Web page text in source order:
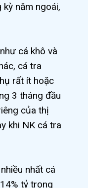
kỳ năm ngoái,
cá khô và
cá tra
rất ít hoặc
3 tháng đầu
của thị
khi NK cá tra
nhất cá
tỷ trọng